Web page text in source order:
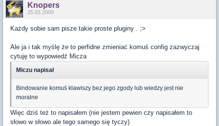
Knopers
25.03.2009
Każdy sobie sam pisze takie proste pluginy . ;>
Ale ja i tak myślę że to perfidne zmieniać komuś config zazwyczaj
cytuję to wypowiedź Micza
Miczu napisał
Bindowanie komuś klawiszy bez jego zgody lub wiedzy jest nie
moralne
Więc dziś też to napisałem (nie jestem pewien czy napisałem to
słowo w słowo ale tego samego się tyczy)